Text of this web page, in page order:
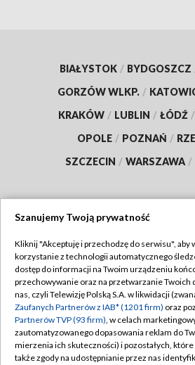
BIAŁYSTOK / BYDGOSZCZ
GORZÓW WLKP. /
KRAKÓW / LUBLIN / ŁÓDŹ /
OPOLE / POZNAŃ /
SZCZECIN / WARSZAWA /
TVP
Abonament TVP
Emisja w TVP
Centrum informacji TVP
Naziemna Telewizja Cyfrowa
Regulamin
Polityka
Moje zgody
Pomoc
Szanujemy Twoją prywatność
Kliknij "Akceptuję i przechodzę do serwisu", aby
korzystanie z technologii automatycznego
dostęp do informacji na Twoim urządzeniu
przechowywanie oraz na przetwarzanie Twoich
nas, czyli Telewizję Polską S.A. w likwidacji
Zaufanych Partnerów z IAB* (1201 firm) oraz
Partnerów TVP (93 firm), w celach
zautomatyzowanego dopasowania reklam do
mierzenia ich skuteczności) i pozostałych,
także zgody na udostępnianie przez nas